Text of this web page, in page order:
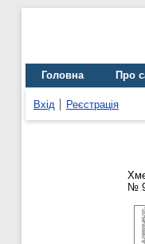
Головна Про
Вхід Реєстрація
№